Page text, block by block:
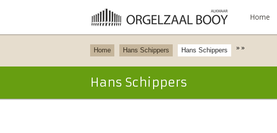
Home
Home »
Hans Schippers »
Hans Schippers
Hans Schippers